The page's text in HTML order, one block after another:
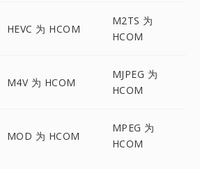
HEVC 为 HCOM
M2TS 为
HCOM
M4V 为 HCOM
MJPEG 为
HCOM
MOD 为 HCOM
MPEG 为
HCOM